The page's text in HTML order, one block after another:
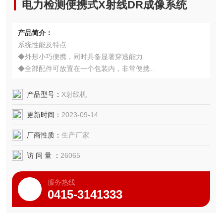
电力检测便携式X射线DR成像系统
产品简介：
系统性能及特点
◆外形小巧便携，同时具备显著穿透能力
◆全部配件可放置在一个包装内，非常便携
◆友好用户界面，操作简单
◆辐射剂量小，安全可靠
◆不含有害或危险物质，无需担心运输问题。
产品型号： X射线机
更新时间： 2023-09-14
厂商性质： 生产厂家
访 问 量 ： 26065
服务热线
0415-3141333